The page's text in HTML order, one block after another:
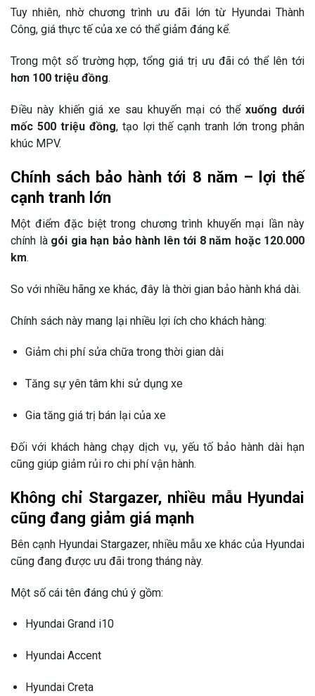
Tuy nhiên, nhờ chương trình ưu đãi lớn từ Hyundai Thành
Công, giá thực tế của xe có thể giảm đáng kể.
Trong một số trường hợp, tổng giá trị ưu đãi có thể lên tới
hơn 100 triệu đồng.
Điều này khiến giá xe sau khuyến mại có thểxuống dưới
mốc 500 triệu đồng, tạo lợi thế cạnh tranh lớn trong phân
khúc MPV.
Chính sách bảo hành tới 8 năm – lợi thế
cạnh tranh lớn
Một điểm đặc biệt trong chương trình khuyến mại lần này
chính là gói gia hạn bảo hành lên tới 8 năm hoặc 120.000
km.
So với nhiều hãng xe khác, đây là thời gian bảo hành khá dài.
Chính sách này mang lại nhiều lợi ích cho khách hàng:
Giảm chi phí sửa chữa trong thời gian dài
Tăng sự yên tâm khi sử dụng xe
Gia tăng giá trị bán lại của xe
Đối với khách hàng chạy dịch vụ, yếu tố bảo hành dài hạn
cũng giúp giảm rủi ro chi phí vận hành.
Không chỉ Stargazer, nhiều mẫu Hyundai
cũng đang giảm giá mạnh
Bên cạnh Hyundai Stargazer, nhiều mẫu xe khác của Hyundai
cũng đang được ưu đãi trong tháng này.
Một số cái tên đáng chú ý gồm:
Hyundai Grand i10
Hyundai Accent
Hyundai Creta